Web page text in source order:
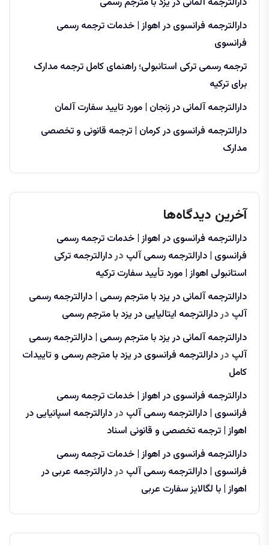
دارالترجمه فرانسوی در اهواز | خدمات ترجمه رسمی
فرانسوی
ترجمه رسمی ترکی استانبولی؛ راهنمای کامل ترجمه مدارک
برای ترکیه
دارالترجمه آلمانی در زنجان | مورد تایید سفارت آلمان
دارالترجمه فرانسوی در کرمان | ترجمه قانونی و تخصصی
مدارک
آخرین دیدگاه‌ها
دارالترجمه فرانسوی در اهواز | خدمات ترجمه رسمی
فرانسوی | دارالترجمه رسمی آلپ دردارالترجمه ترکی
استانبولی اهواز | مورد تأیید سفارت ترکیه
دارالترجمه آلمانی در یزد با مترجم رسمی | دارالترجمه رسمی
آلپ دردارالترجمه ایتالیایی در یزد با مترجم رسمی
دارالترجمه آلمانی در یزد با مترجم رسمی | دارالترجمه رسمی
آلپ دردارالترجمه فرانسوی در یزد با مترجم رسمی و تاییدات
کامل
دارالترجمه فرانسوی در اهواز | خدمات ترجمه رسمی
فرانسوی | دارالترجمه رسمی آلپ دردارالترجمه اسپانیایی در
اهواز | ترجمه تخصصی و قانونی اسناد
دارالترجمه فرانسوی در اهواز | خدمات ترجمه رسمی
فرانسوی | دارالترجمه رسمی آلپ دردارالترجمه عربی در
اهواز | با لگالایز سفارت عربی